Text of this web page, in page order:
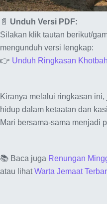
📄 Unduh Versi PDF:
Silakan klik tautan berikut/
mengunduh versi lengkap:
👉 Unduh Ringkasan
Kiranya melalui ringkasan
hidup dalam ketaatan dan
Mari bersama-sama menjadi
📚 Baca juga Renungan
atau lihatWarta Jemaat